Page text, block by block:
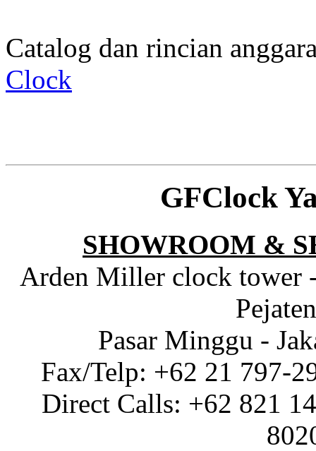
Catalog dan rincian
Clock
GFClock
SHOWROOM &
Arden Miller clock tower
Pasar Minggu -
Fax/Telp: +62 21 797-
Direct Calls: +62 821